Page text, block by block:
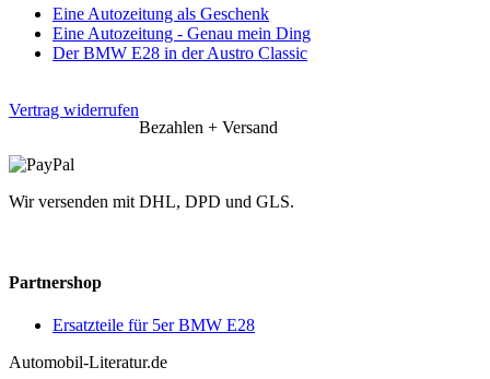
Eine Autozeitung als Geschenk
Eine Autozeitung - Genau mein Ding
Der BMW E28 in der Austro Classic
Vertrag widerrufen
Bezahlen + Versand
Wir versenden mit DHL, DPD und GLS.
Partnershop
Ersatzteile für 5er BMW E28
Automobil-Literatur.de